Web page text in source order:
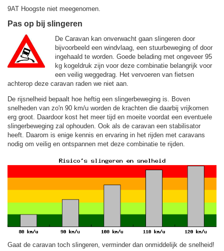
9AT Hoogste niet meegenomen.
Pas op bij slingeren
De Caravan kan onverwacht gaan slingeren door
bijvoorbeeld een windvlaag, een stuurbeweging of door
ingehaald te worden. Goede belading met ongeveer 95
kg kogeldruk zijn voor deze combinatie belangrijk voor
een veilig weggedrag. Het vervoeren van fietsen
achterop deze caravan raden we niet aan.
De rijsnelheid bepaalt hoe heftig een slingerbeweging is. Boven
snelheden van zo'n 90 km/u worden de krachten die daarbij vrijkomen
erg groot. Daardoor kost het meer tijd en moeite voordat een eventuele
slingerbeweging zal ophouden. Ook als de caravan een stabilisator
heeft. Daarom is enige kennis en ervaring in het rijden met caravans
nodig om veilig en ontspannen met deze combinatie te rijden.
Gaat de caravan toch slingeren, verminder dan onmiddelijk de snelheid!